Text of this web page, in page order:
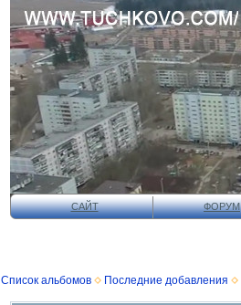
САЙТ ФОРУМ
Список альбомов
Последние добавления